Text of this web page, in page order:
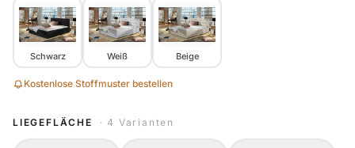
Schwarz Weiß Beige
Kostenlose Stoffmuster bestellen
LIEGEFLÄCHE · 4 Varianten